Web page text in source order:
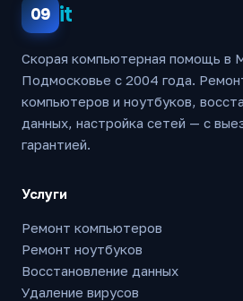
09 it
Скорая компьютерная помощь в
Подмосковье с 2004 года.
компьютеров и ноутбуков,
данных, настройка сетей — с
гарантией.
Услуги
Ремонт компьютеров
Ремонт ноутбуков
Восстановление данных
Удаление вирусов